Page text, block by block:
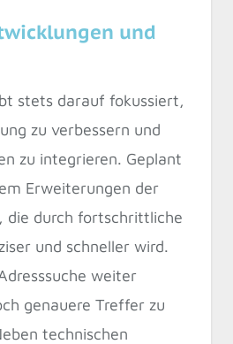
und
stets darauf fokussiert,
zu verbessern und
zu integrieren. Geplant
Erweiterungen der
die durch fortschrittliche
und schneller wird.
weiter
genauere Treffer zu
technischen